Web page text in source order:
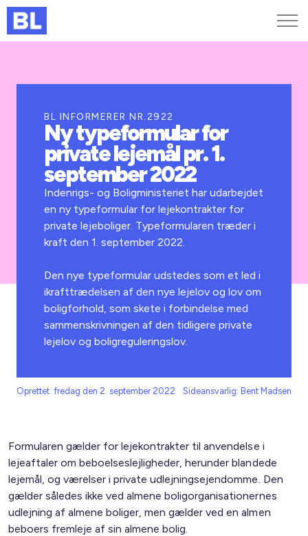
Kurser og arrangementer
Jobportalen
BL INFORMERER NR.2922
Ny typeformular for
private lejemål pr. 1.
september 2022
Indenrigs- og Boligministeriet har udarbejdet
en ny typeformular for lejekontrakter for
private lejeboliger. Typeformularen træder i
kraft den 1. september 2022.
Den nye typeformular udstedes som et led i
ikrafttrædelsen af den nye lejelov og lov om
boligforhold, som skete i forbindelse med
sammenskrivningen af den tidligere private
lejelov og boligreguleringslov.
Oprettet: fredag den 2. september 2022 Sideansvarlig: Bent Madsen
Formularen gælder for lejekontrakter til anvendelse i
lejeaftaler om beboelseslejligheder, herunder blandede
lejemål, og værelser i private udlejningsejendomme. Den
gælder således ikke ved almene boligorganisationernes
udlejning af almene boliger, men gælder ved en almen
beboers fremleje af sin almene bolig.